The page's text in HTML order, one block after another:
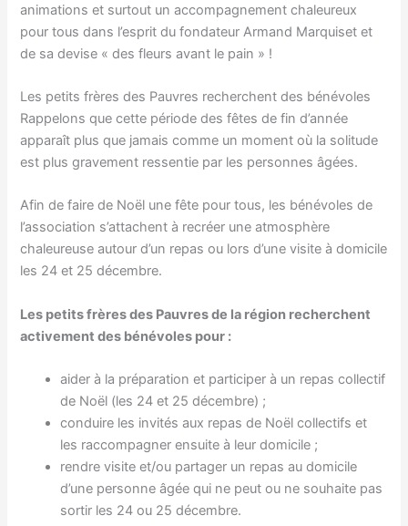
animations et surtout un accompagnement chaleureux
pour tous dans l’esprit du fondateur Armand Marquiset et
de sa devise « des fleurs avant le pain » !
Les petits frères des Pauvres recherchent des bénévoles
Rappelons que cette période des fêtes de fin d’année
apparaît plus que jamais comme un moment où la solitude
est plus gravement ressentie par les personnes âgées.
Afin de faire de Noël une fête pour tous, les bénévoles de
l’association s’attachent à recréer une atmosphère
chaleureuse autour d’un repas ou lors d’une visite à domicile
les 24 et 25 décembre.
Les petits frères des Pauvres de la région recherchent
activement des bénévoles pour :
aider à la préparation et participer à un repas collectif
de Noël (les 24 et 25 décembre) ;
conduire les invités aux repas de Noël collectifs et
les raccompagner ensuite à leur domicile ;
rendre visite et/ou partager un repas au domicile
d’une personne âgée qui ne peut ou ne souhaite pas
sortir les 24 ou 25 décembre.